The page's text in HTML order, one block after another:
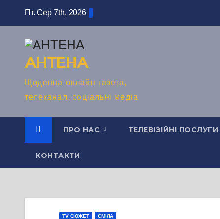
Пт. Сер 7th, 2026
АНТЕНА
Щоденна онлайн газета,
телеканал, соціальні медіа
ПРО НАС ТЕЛЕВІЗІЙНІ ПОСЛУГИ
КОНТАКТИ
TV СЮЖЕТ СМІЛА